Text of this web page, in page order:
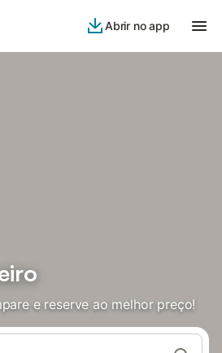
Abrir no app
e reserve ao melhor preço!